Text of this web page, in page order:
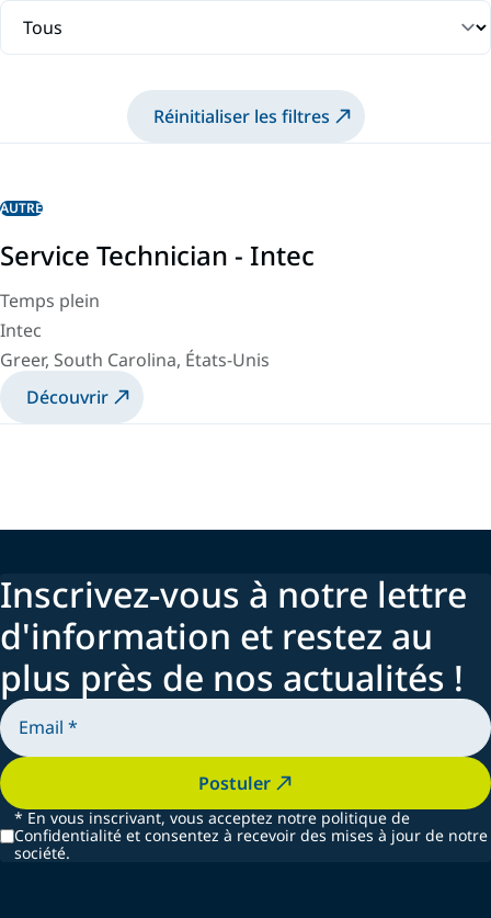
Réinitialiser les filtres
AUTRE
Service Technician - Intec
Temps plein
Intec
Greer, South Carolina, États-Unis
Découvrir
Inscrivez-vous à notre lettre
d'information et restez au
plus près de nos actualités !
Postuler
* En vous inscrivant, vous acceptez notre politique de
Confidentialité et consentez à recevoir des mises à jour de notre
société.